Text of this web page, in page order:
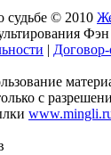
© 2010
|
с